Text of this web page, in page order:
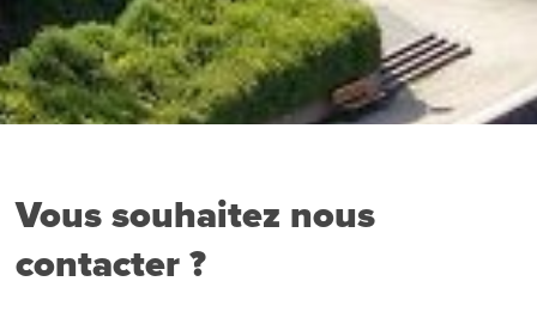
Vous souhaitez nous
contacter ?